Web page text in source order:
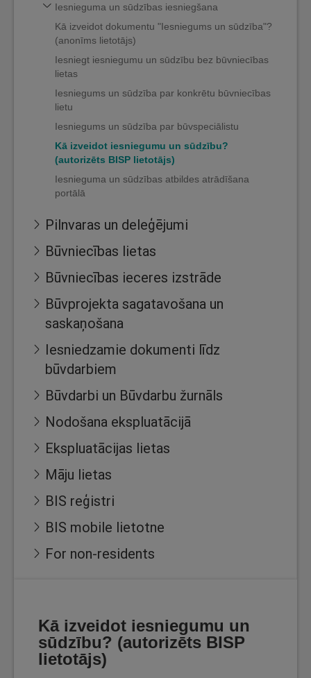
Iesnieguma un sūdzības iesniegšana
Kā izveidot dokumentu "Iesniegums un sūdzība"?
(anonīms lietotājs)
Iesniegt iesniegumu un sūdzību bez būvniecības
lietas
Iesniegums un sūdzība par konkrētu būvniecības
lietu
Iesniegums un sūdzība par būvspeciālistu
Kā izveidot iesniegumu un sūdzību?
(autorizēts BISP lietotājs)
Iesnieguma un sūdzības atbildes atrādīšana
portālā
Pilnvaras un deleģējumi
Būvniecības lietas
Būvniecības ieceres izstrāde
Būvprojekta sagatavošana un
saskaņošana
Iesniedzamie dokumenti līdz
būvdarbiem
Būvdarbi un Būvdarbu žurnāls
Nodošana ekspluatācijā
Ekspluatācijas lietas
Māju lietas
BIS reģistri
BIS mobile lietotne
For non-residents
Kā izveidot iesniegumu un
sūdzību? (autorizēts BISP
lietotājs)